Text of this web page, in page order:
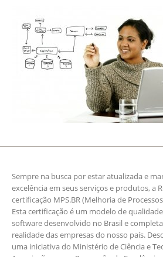
Sempre na busca por estar atualizada e
excelência em seus serviços e produtos, a
certificação MPS.BR (Melhoria de
Esta certificação é um modelo de
software desenvolvido no Brasil e
realidade das empresas do nosso país.
uma iniciativa do Ministério de Ciência e